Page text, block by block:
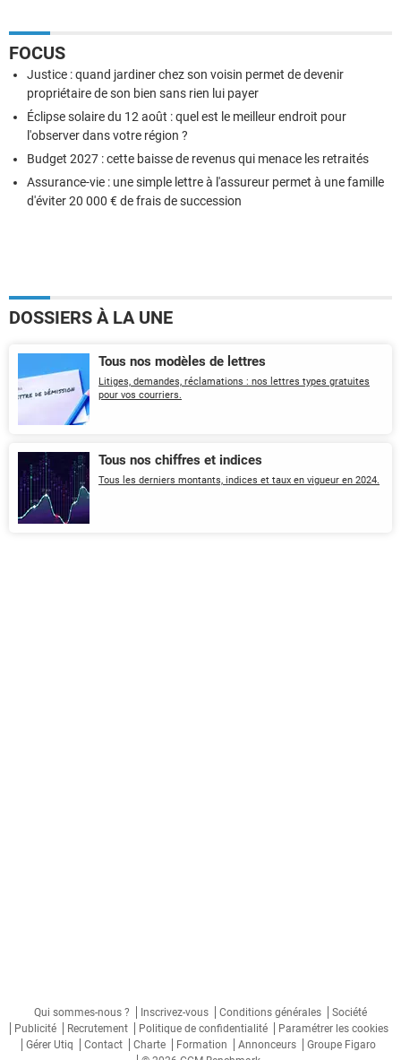
FOCUS
Justice : quand jardiner chez son voisin permet de devenir
propriétaire de son bien sans rien lui payer
Éclipse solaire du 12 août : quel est le meilleur endroit pour
l'observer dans votre région ?
Budget 2027 : cette baisse de revenus qui menace les retraités
Assurance-vie : une simple lettre à l'assureur permet à une famille
d'éviter 20 000 € de frais de succession
DOSSIERS À LA UNE
Tous nos modèles de lettres
Litiges, demandes, réclamations : nos lettres types gratuites
pour vos courriers.
Tous nos chiffres et indices
Tous les derniers montants, indices et taux en vigueur en 2024.
Qui sommes-nous ? Inscrivez-vous Conditions générales
Société
Publicité
Recrutement Politique de confidentialité
Paramétrer les cookies
Gérer Utiq
Contact Charte Formation Annonceurs
Groupe Figaro